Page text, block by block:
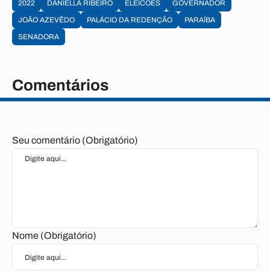
2022 DANIELLA RIBEIRO ELEICOES
GOVERNADOR
JOÃO AZEVÊDO
PALÁCIO DA REDENÇÃO
PARAÍBA
SENADORA
Comentários
Seu comentário (Obrigatório)
Nome (Obrigatório)